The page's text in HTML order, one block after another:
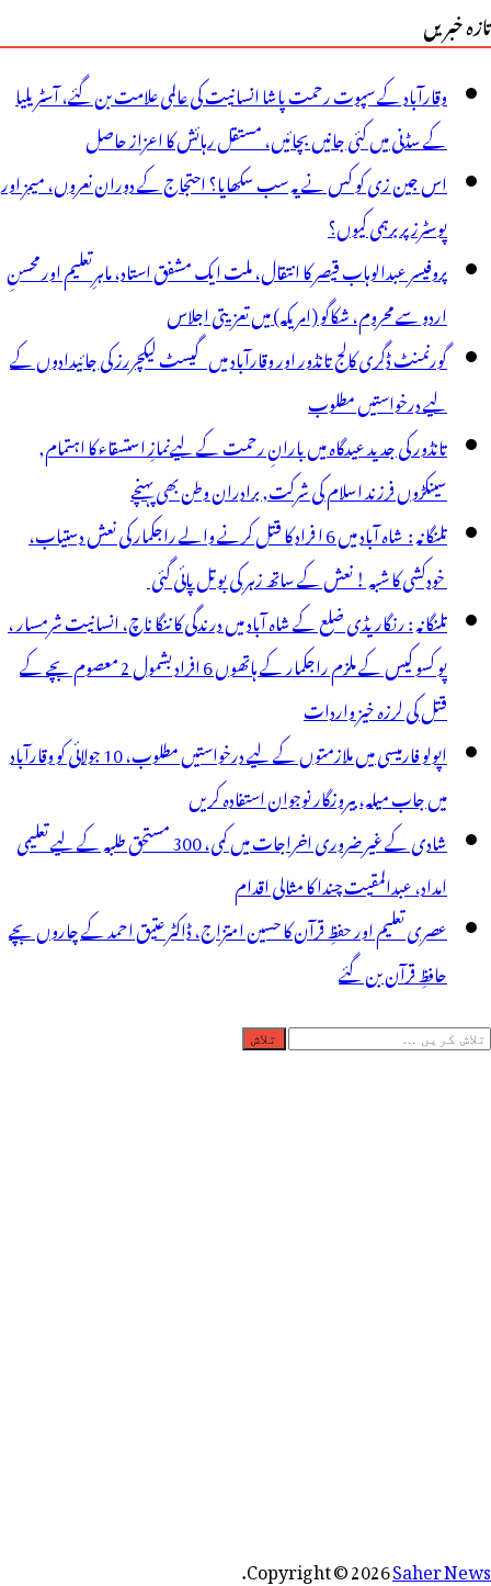
ہائی
کورٹ
خارج
تازہ خبریں
وقارآباد کے سپوت رحمت پاشا انسانیت کی عالمی علامت بن گئے، آسٹریلیا
کے سڈنی میں کئی جانیں بچائیں، مستقل رہائش کا اعزاز حاصل
اس جین زی کو کس نے یہ سب سکھایا؟ احتجاج کے دوران نعروں، میمز اور
پوسٹرز پر برہمی کیوں؟
پروفیسر عبدالوہاب قیصر کا انتقال، ملت ایک مشفق استاد، ماہرِتعلیم اور محسنِ
اردو سے محروم، شکاگو (امریکہ) میں تعزیتی اجلاس
گورنمنٹ ڈگری کالج تانڈور اور وقارآباد میں گیسٹ لیکچررز کی جائیدادوں کے
لیے درخواستیں مطلوب
تانڈور کی جدید عیدگاہ میں بارانِ رحمت کے لیےنمازِ استسقاء کا اہتمام,
سینکڑوں فرزند اسلام کی شرکت, برادران وطن بھی پہنچے
تلنگانہ : شاہ آباد میں 6 ا فراد کا قتل کرنے والے راجکمار کی نعش دستیاب،
خودکشی کا شبہ ! نعش کے ساتھ زہر کی بوتل پائی گئی
تلنگانہ : رنگاریڈی ضلع کے شاہ آباد میں درندگی کا ننگا ناچ، انسانیت شرمسار ،
پو کسو کیس کے ملزم راجکمار کے ہاتھوں 6 افراد بشمول 2 معصوم بچے کے
قتل کی لرزہ خیز واردات
اپولو فارمیسی میں ملازمتوں کے لیے درخواستیں مطلوب، 10 جولائی کو وقارآباد
میں جاب میلہ، بیروزگار نوجوان استفادہ کریں
شادی کے غیر ضروری اخراجات میں کمی، 300 مستحق طلبہ کے لیے تعلیمی
امداد، عبدالمقیت چندا کا مثالی اقدام
عصری تعلیم اور حفظِ قرآن کا حسین امتزاج، ڈاکٹر عتیق احمد کے چاروں بچے
حافظِ قرآن بن گئے
تلاش
Copyright © 2026Saher News
.